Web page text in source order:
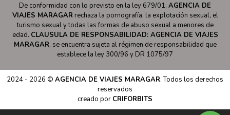
De conformidad con lo previsto en la ley 679/01, AGENCIA DE
VIAJES MARAGAR rechaza la pornografía, la explotación sexual, el
turismo sexual y todas las formas de abuso sexual a menores de
edad. CLAUSULA DE RESPONSABILIDAD: AGENCIA DE VIAJES
MARAGAR, se encuentra sujeta al régimen de responsabilidad que
establece la ley 300/96 y DR 1075/97
2024 - 2026 © AGENCIA DE VIAJES MARAGAR. Todos los derechos
reservados
creado por CRIFORBITS